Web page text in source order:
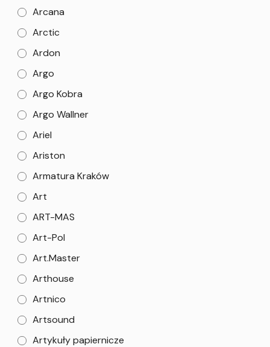
Arcana
Arctic
Ardon
Argo
Argo Kobra
Argo Wallner
Ariel
Ariston
Armatura Kraków
Art
ART-MAS
Art-Pol
Art.Master
Arthouse
Artnico
Artsound
Artykuły papiernicze